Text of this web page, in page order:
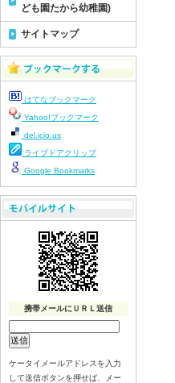
ども園たから幼稚園)
サイトマップ
はてなブックマーク
Yahoo!ブックマーク
del.icio.us
ライブドアクリップ
Google Bookmarks
携帯メールにＵＲＬ送信
ケータイメールアドレスを入力
して送信ボタンを押せば、メー